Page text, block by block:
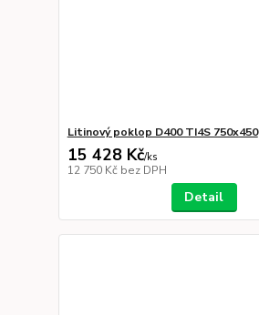
Litinový poklop D400 TI4S 750x450
15 428 Kč/ks
12 750 Kč bez DPH
Detail